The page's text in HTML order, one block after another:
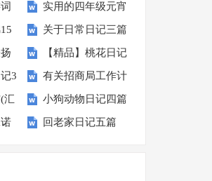
书范文集锦5篇
实用的四年级元宵
作文汇编5篇
关于日常日记三篇
【精品】桃花日记
四篇
3 有关招商局工作计
划四篇
汇 小狗动物日记四篇
回老家日记五篇